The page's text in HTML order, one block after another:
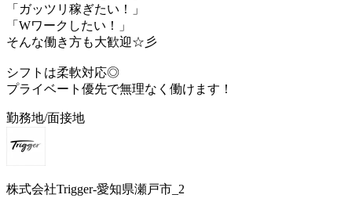
「ガッツリ稼ぎたい！」
「Wワークしたい！」
そんな働き方も大歓迎☆彡
シフトは柔軟対応◎
プライベート優先で無理なく働けます！
勤務地/面接地
株式会社Trigger-愛知県瀬戸市_2